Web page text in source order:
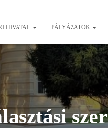
HIVATAL PÁLYÁZATOK